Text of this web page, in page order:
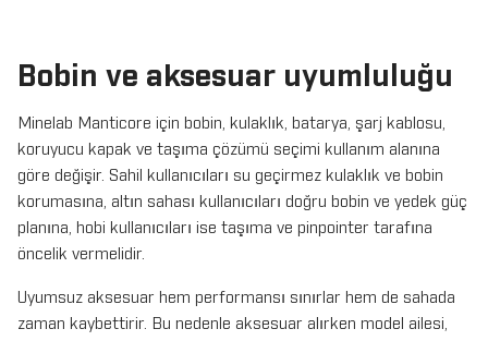
Bobin ve aksesuar uyumluluğu
Minelab Manticore için bobin, kulaklık, batarya, şarj kablosu,
koruyucu kapak ve taşıma çözümü seçimi kullanım alanına
göre değişir. Sahil kullanıcıları su geçirmez kulaklık ve bobin
korumasına, altın sahası kullanıcıları doğru bobin ve yedek güç
planına, hobi kullanıcıları ise taşıma ve pinpointer tarafına
öncelik vermelidir.
Uyumsuz aksesuar hem performansı sınırlar hem de sahada
zaman kaybettirir. Bu nedenle aksesuar alırken model ailesi,